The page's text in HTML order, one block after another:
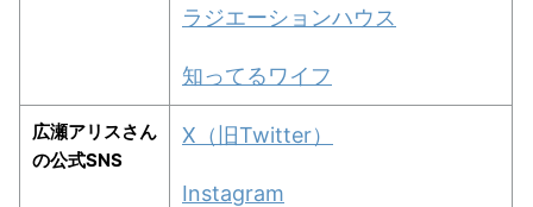
ラジエーションハウス
知ってるワイフ
広瀬アリスさん
の公式SNS
X（旧Twitter）
Instagram